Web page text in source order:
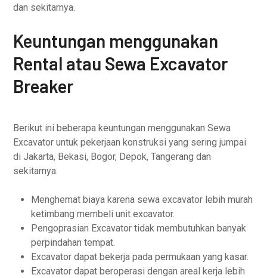
dan sekitarnya.
Keuntungan menggunakan
Rental atau Sewa Excavator
Breaker
Berikut ini beberapa keuntungan menggunakan Sewa
Excavator untuk pekerjaan konstruksi yang sering jumpai
di Jakarta, Bekasi, Bogor, Depok, Tangerang dan
sekitarnya.
Menghemat biaya karena sewa excavator lebih murah
ketimbang membeli unit excavator.
Pengoprasian Excavator tidak membutuhkan banyak
perpindahan tempat.
Excavator dapat bekerja pada permukaan yang kasar.
Excavator dapat beroperasi dengan areal kerja lebih